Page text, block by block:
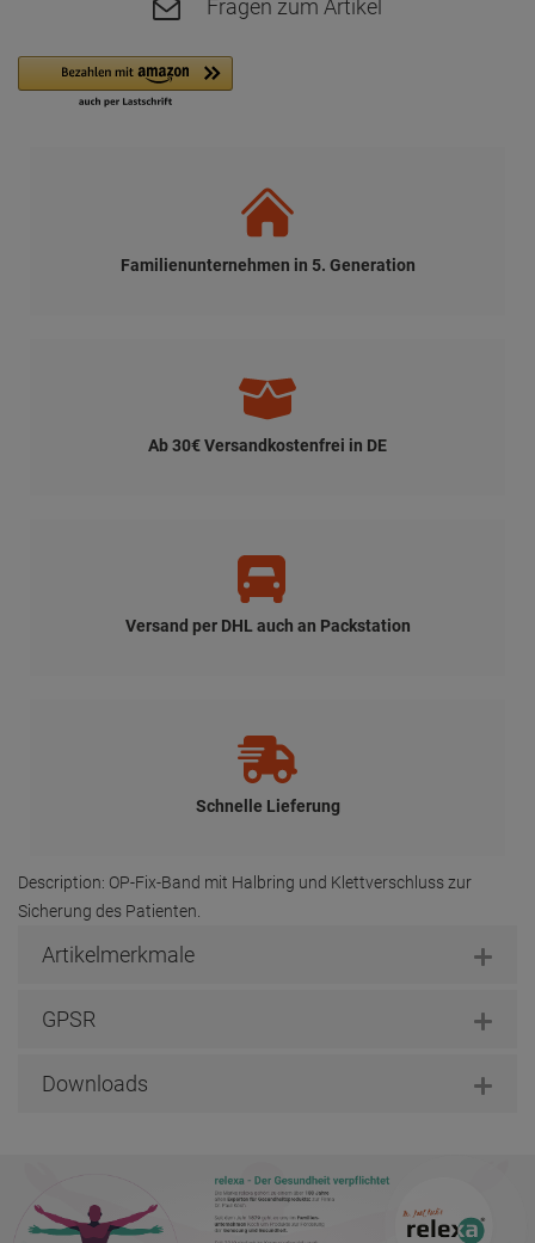
Fragen zum Artikel
Familienunternehmen in 5. Generation
Ab 30€ Versandkostenfrei in DE
Versand per DHL auch an Packstation
Schnelle Lieferung
Description: OP-Fix-Band mit Halbring und Klettverschluss zur
Sicherung des Patienten.
Artikelmerkmale
GPSR
Downloads